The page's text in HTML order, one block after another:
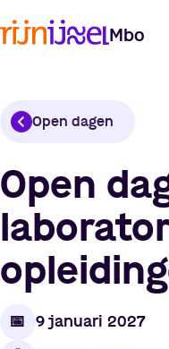
Mbo
Open dagen
Open
📅 9 januari 2027